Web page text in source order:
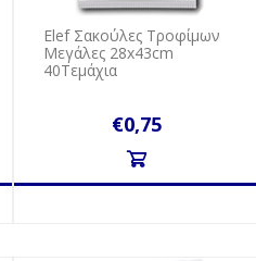
Elef Σακούλες Τροφίμων
Μεγάλες 28x43cm
40Τεμάχια
€0,75